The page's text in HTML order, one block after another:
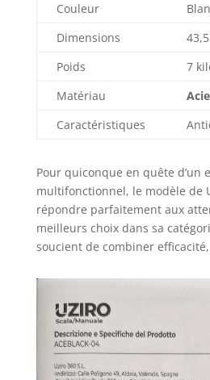
un
et
Couleur
Dimensions
Poids
7
Matériau
Caractéristiques
Pour quiconque en quête d’un
multifonctionnel, le modèle de
répondre parfaitement aux
meilleurs choix dans sa
soucient de combiner